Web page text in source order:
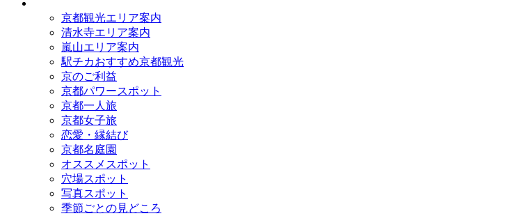
京都観光エリア案内
清水寺エリア案内
嵐山エリア案内
駅チカおすすめ京都観光
京のご利益
京都パワースポット
京都一人旅
京都女子旅
恋愛・縁結び
京都名庭園
オススメスポット
穴場スポット
写真スポット
季節ごとの見どころ